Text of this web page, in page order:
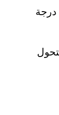
مئوية، بينما درجة